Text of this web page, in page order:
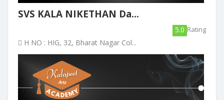
SVS KALA NIKETHAN Da...
5.0 Rating
H NO : HIG, 32, Bharat Nagar Col...